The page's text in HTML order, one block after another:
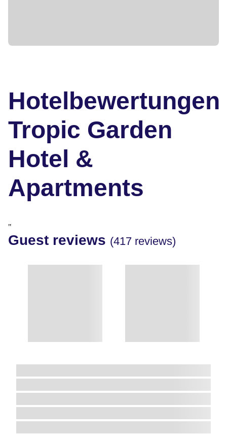
Hotelbewertungen
Tropic Garden
Hotel &
Apartments
"
Guest reviews (417 reviews)